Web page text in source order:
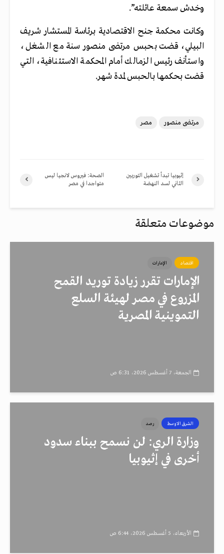
وخدش سمعة عائلته”.
وكانت محكمة جنح الاقتصادية برئاسة المستشار شريف
البيلي، قضت بحبس مرتضى منصور سنة مع الشغل،
واستأنف رئيس الزمالك أمام المحكمة الاستئنافية، التي
قضت بحكمها بالحبس لمدة شهر.
مرتضى منصور مصر
الصحة: فيروس لانجيا ليس
متواجدا في مصر
إثيوبيا تبدأ تشغيل التوربين
الثاني لسد النهضة
موضوعات متعلقة
اقتصاد الإمارات
الإمارات تقرر زيادة توريد القمح
المزروع في مصر لهيئة السلع
التموينية المصرية
الجمعة، 7 أغسطس 2026، 6:31 ص
الشرق الاوسط رصد
وزارة الري: لن نسمح ببناء سدود
أخرى في إثيوبيا
الأربعاء، 5 أغسطس 2026، 6:44 ص